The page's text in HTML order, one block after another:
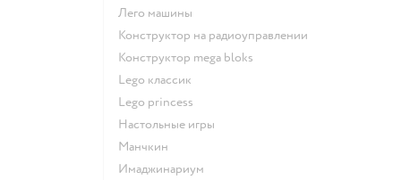
Лего машины
Конструктор на радиоуправлении
Конструктор mega bloks
Lego классик
Lego princess
Настольные игры
Манчкин
Имаджинариум